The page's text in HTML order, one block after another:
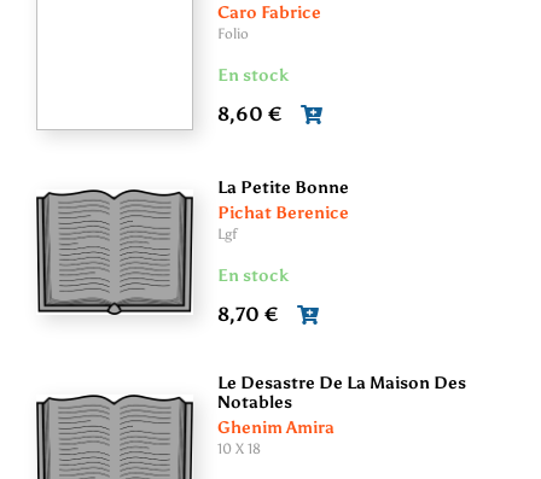
Caro Fabrice
Folio
En stock
8,60 €
La Petite Bonne
Pichat Berenice
Lgf
En stock
8,70 €
Le Desastre De La Maison Des
Notables
Ghenim Amira
10 X 18